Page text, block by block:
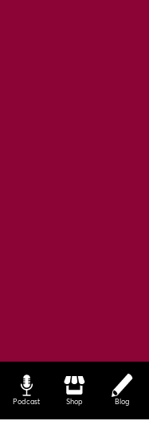
Podcast Shop Blog